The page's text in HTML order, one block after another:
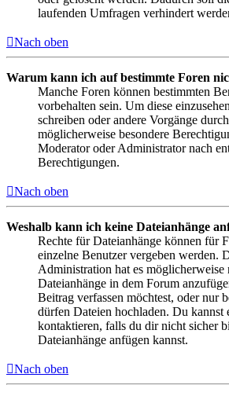
laufenden Umfragen verhindert
Nach oben
Warum kann ich auf bestimmte Foren
Manche Foren können bestimmten
vorbehalten sein. Um diese
schreiben oder andere Vorgänge
möglicherweise besondere
Moderator oder Administrator nach
Berechtigungen.
Nach oben
Weshalb kann ich keine Dateianhänge
Rechte für Dateianhänge können für
einzelne Benutzer vergeben werden.
Administration hat es möglicherweise
Dateianhänge in dem Forum
Beitrag verfassen möchtest, oder nur
dürfen Dateien hochladen. Du kannst
kontaktieren, falls du dir nicht sicher
Dateianhänge anfügen kannst.
Nach oben